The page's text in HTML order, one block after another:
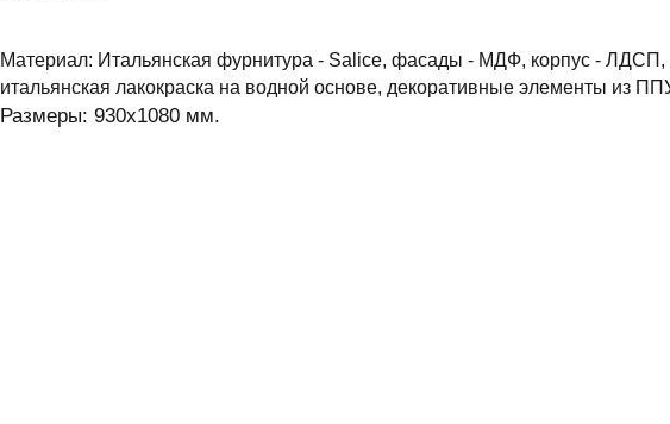
Материал: Итальянская фурнитура - Salice, фасады - МДФ, корпус - ЛДСП,
итальянская лакокраска на водной основе, декоративные элементы из
Размеры: 930x1080 мм.